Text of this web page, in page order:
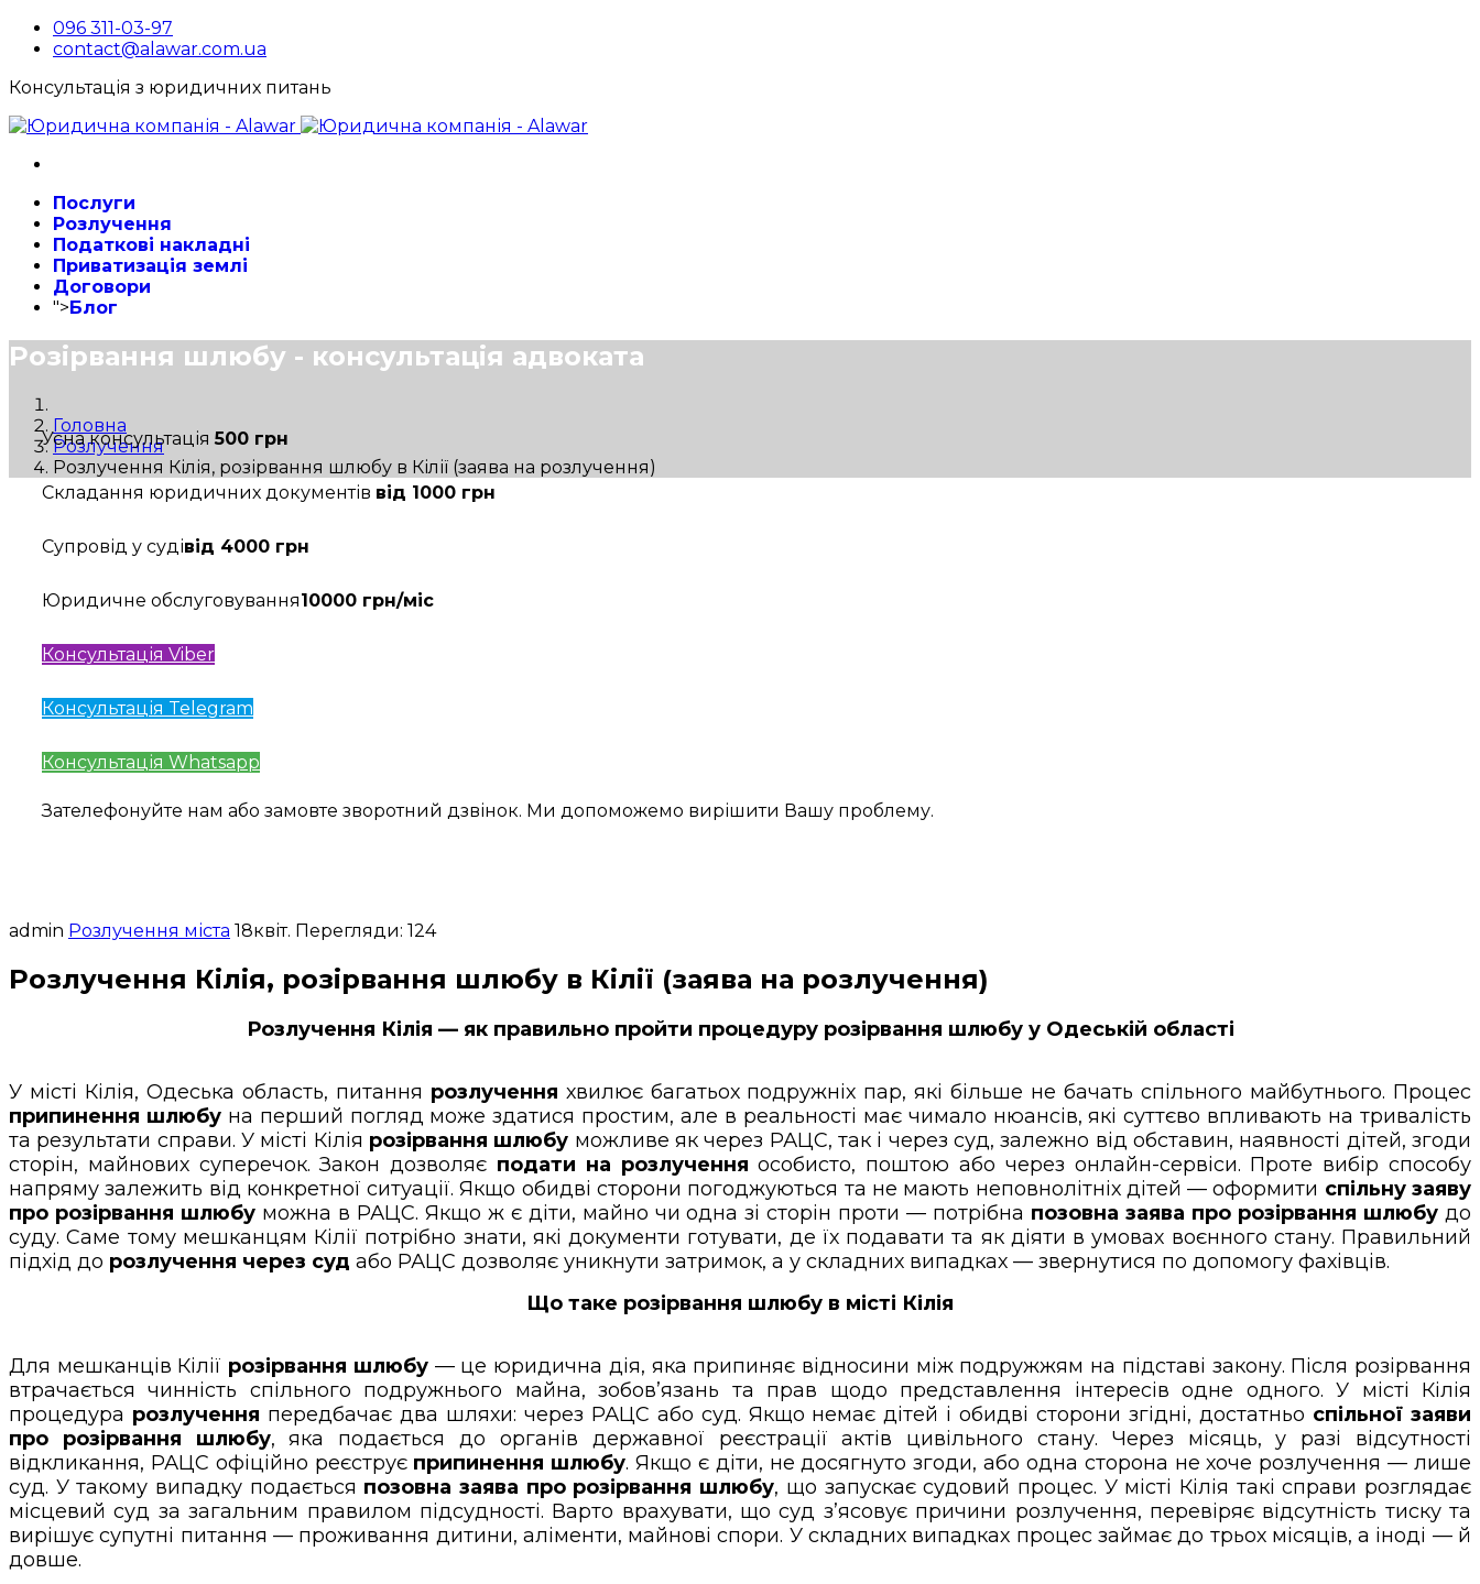
096 311-03-97
contact@alawar.com.ua
Консультація з юридичних питань
Послуги
Розлучення
Податкові накладні
Приватизація землі
Договори
">Блог
Розірвання шлюбу - консультація адвоката
Головна
Розлучення
Розлучення Кілія, розірвання шлюбу в Кілії (заява на розлучення)
Усна консультація500 грн
Складання юридичних документів від 1000 грн
Супровід у судівід 4000 грн
Юридичне обслуговування10000 грн/міс
Консультація Viber
Консультація Telegram
Консультація Whatsapp
Зателефонуйте нам або замовте зворотний дзвінок. Ми допоможемо вирішити Вашу проблему.
admin Розлучення міста 18квіт. Перегляди: 124
Розлучення Кілія, розірвання шлюбу в Кілії (заява на розлучення)
Розлучення Кілія — як правильно пройти процедуру розірвання шлюбу у Одеській області
У місті Кілія, Одеська область, питання розлучення хвилює багатьох подружніх пар, які більше не бачать спільного майбутнього. Процес
припинення шлюбуна перший погляд може здатися простим, але в реальності має чимало нюансів, які суттєво впливають на тривалість
та результати справи. У місті Кілія розірвання шлюбу можливе як через РАЦС, так і через суд, залежно від обставин, наявності дітей, згоди
сторін, майнових суперечок. Закон дозволяє подати на розлучення особисто, поштою або через онлайн-сервіси. Проте вибір способу
напряму залежить від конкретної ситуації. Якщо обидві сторони погоджуються та не мають неповнолітніх дітей — оформити спільну заяву
про розірвання шлюбуможна в РАЦС. Якщо ж є діти, майно чи одна зі сторін проти — потрібна позовна заява про розірвання шлюбу до
суду. Саме тому мешканцям Кілії потрібно знати, які документи готувати, де їх подавати та як діяти в умовах воєнного стану. Правильний
підхід до розлучення через суд або РАЦС дозволяє уникнути затримок, а у складних випадках — звернутися по допомогу фахівців.
Що таке розірвання шлюбу в місті Кілія
Для мешканців Кілії розірвання шлюбу— це юридична дія, яка припиняє відносини між подружжям на підставі закону. Після розірвання
втрачається чинність спільного подружнього майна, зобов’язань та прав щодо представлення інтересів одне одного. У місті Кілія
процедура розлучення передбачає два шляхи: через РАЦС або суд. Якщо немає дітей і обидві сторони згідні, достатньо спільної заяви
про розірвання шлюбу, яка подається до органів державної реєстрації актів цивільного стану. Через місяць, у разі відсутності
відкликання, РАЦС офіційно реєструє припинення шлюбу. Якщо є діти, не досягнуто згоди, або одна сторона не хоче розлучення — лише
суд. У такому випадку подається позовна заява про розірвання шлюбу, що запускає судовий процес. У місті Кілія такі справи розглядає
місцевий суд за загальним правилом підсудності. Варто врахувати, що суд з’ясовує причини розлучення, перевіряє відсутність тиску та
вирішує супутні питання — проживання дитини, аліменти, майнові спори. У складних випадках процес займає до трьох місяців, а іноді — й
довше.